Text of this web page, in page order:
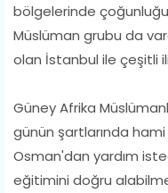
bölgelerinde
Müslüman grubu da
olan İstanbul ile çeşitli
Güney Afrika
günün şartlarında
Osman'dan yardım
eğitimini doğru